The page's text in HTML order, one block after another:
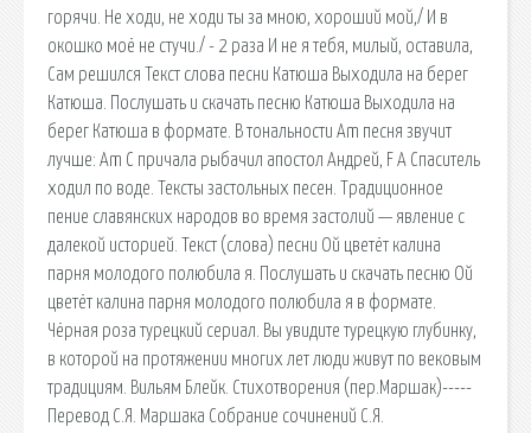
горячи. Не ходи, не ходи ты за мною, хороший мой,/ И в
окошко моё не стучи./ - 2 раза И не я тебя, милый, оставила,
Сам решился Текст слова песни Катюша Выходила на берег
Катюша. Послушать и скачать песню Катюша Выходила на
берег Катюша в формате. В тональности Am песня звучит
лучше: Am С причала рыбачил апостол Андрей, F А Спаситель
ходил по воде. Тексты застольных песен. Традиционное
пение славянских народов во время застолий — явление с
далекой историей. Текст (слова) песни Ой цветёт калина
парня молодого полюбила я. Послушать и скачать песню Ой
цветёт калина парня молодого полюбила я в формате.
Чёрная роза турецкий сериал. Вы увидите турецкую глубинку,
в которой на протяжении многих лет люди живут по вековым
традициям. Вильям Блейк. Стихотворения (пер.Маршак)-----
Перевод С.Я. Маршака Собрание сочинений С.Я.